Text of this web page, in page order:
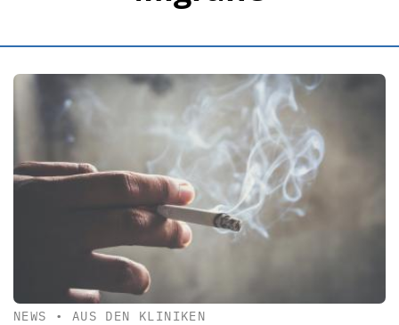
NEWS • AUS DEN KLINIKEN